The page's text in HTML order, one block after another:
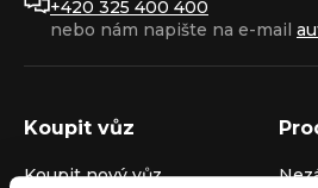
+420 325 400 400
nebo nám napište na e-mail
Koupit vůz
Koupit nový vůz